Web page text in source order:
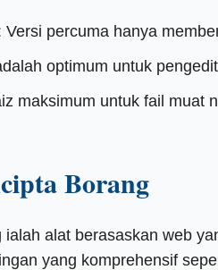
percuma hanya
optimum untuk
maksimum untuk fail muat
Borang
alat berasaskan web
yang komprehensif